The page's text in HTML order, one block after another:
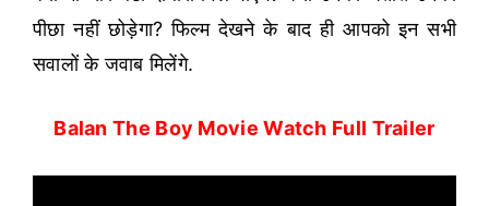
पीछा नहीं छोड़ेगा? फिल्म देखने के बाद ही आपको इन सभी
सवालों के जवाब मिलेंगे.
Balan The Boy Movie Watch Full Trailer